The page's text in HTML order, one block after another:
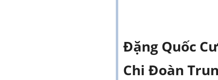
Đặng Quốc
Chi Đoàn